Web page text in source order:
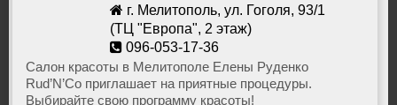
Коррекция бровей
Косметология
г. Мелитополь, ул. Гоголя, 93/1
(ТЦ "Европа", 2 этаж)
096-053-17-36
e.rudenko2013@gmail.com
Салон красоты в Мелитополе Елены Руденко
Rud’N’Co приглашает на приятные процедуры.
Выбирайте свою программу красоты!